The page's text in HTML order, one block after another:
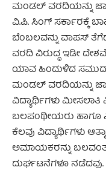
ಮಂಡಲ್ ವರದಿಯನ್ನು
ವಿ.ಪಿ. ಸಿಂಗ್ ಸರ್ಕಾರಕ್ಕೆ
ಬೆಂಬಲವನ್ನು ವಾಪಸ್
ವರದಿ ವಿರುದ್ಧ ಇಡೀ
ಯಾವ ಹಿಂದುಳಿದ
ಮಂಡಲ್ ವರದಿಯನ್ನು
ವಿದ್ಯಾರ್ಥಿಗಳು ಮೀಸಲಾತಿ
ಬಲಪಂಥೀಯರು ಹಾಗೂ
ಕೆಲವು ವಿದ್ಯಾರ್ಥಿಗಳು
ಅಮಾಯಕರನ್ನು
ದುರ್ಘಟನೆಗಳೂ ನಡೆದವು.